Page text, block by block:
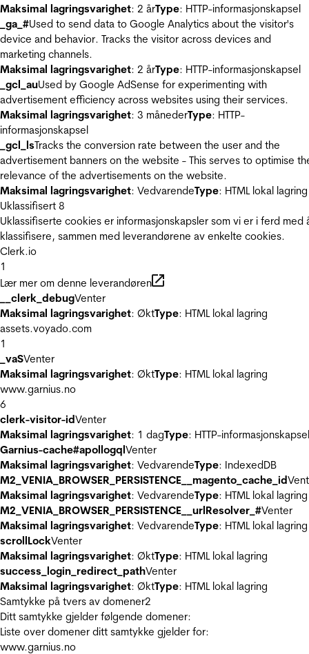
Maksimal lagringsvarighet: 2 årType: HTTP-informasjonskapsel
_ga_#Used to send data to Google Analytics about the visitor's
device and behavior. Tracks the visitor across devices and
marketing channels.
Maksimal lagringsvarighet: 2 årType: HTTP-informasjonskapsel
_gcl_auUsed by Google AdSense for experimenting with
advertisement efficiency across websites using their services.
Maksimal lagringsvarighet: 3 månederType: HTTP-
informasjonskapsel
_gcl_lsTracks the conversion rate between the user and the
advertisement banners on the website - This serves to optimise
relevance of the advertisements on the website.
Maksimal lagringsvarighet: VedvarendeType: HTML lokal lagring
Uklassifisert 8
Uklassifiserte cookies er informasjonskapsler som vi er i ferd med
klassifisere, sammen med leverandørene av enkelte cookies.
Clerk.io
1
Lær mer om denne leverandøren
__clerk_debugVenter
Maksimal lagringsvarighet: ØktType: HTML lokal lagring
assets.voyado.com
1
_vaSVenter
Maksimal lagringsvarighet: ØktType: HTML lokal lagring
www.garnius.no
6
clerk-visitor-idVenter
Maksimal lagringsvarighet: 1 dagType: HTTP-informasjonskapsel
Garnius-cache#apollogqlVenter
Maksimal lagringsvarighet: VedvarendeType: IndexedDB
M2_VENIA_BROWSER_PERSISTENCE__magento_cache_id
Maksimal lagringsvarighet: VedvarendeType: HTML lokal lagring
M2_VENIA_BROWSER_PERSISTENCE__urlResolver_#Venter
Maksimal lagringsvarighet: VedvarendeType: HTML lokal lagring
scrollLockVenter
Maksimal lagringsvarighet: ØktType: HTML lokal lagring
success_login_redirect_pathVenter
Maksimal lagringsvarighet: ØktType: HTML lokal lagring
Samtykke på tvers av domener2
Ditt samtykke gjelder følgende domener:
Liste over domener ditt samtykke gjelder for:
www.garnius.no